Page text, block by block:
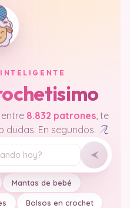
8.832 patrones, te
dudas. En segundos.
Mantas de bebé
Bolsos en crochet